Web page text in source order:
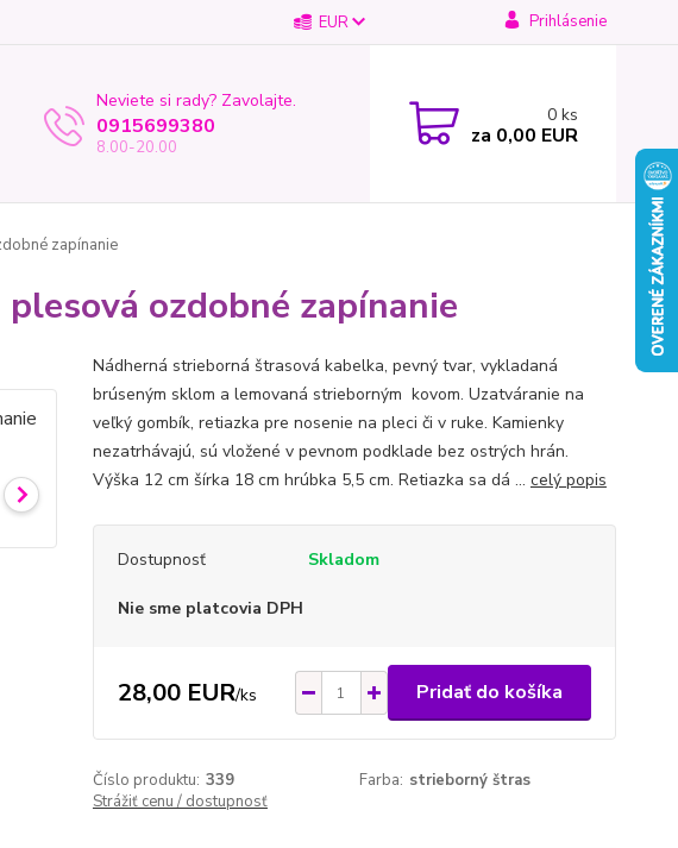
EUR Prihlásenie
Neviete si rady? Zavolajte.
0915699380
8.00-20.00
0 ks
za 0,00 EUR
zapínanie
ozdobné zapínanie
Nádherná strieborná štrasová kabelka, pevný tvar, vykladaná
brúseným sklom a lemovaná strieborným kovom. Uzatváranie na
veľký gombík, retiazka pre nosenie na pleci či v ruke. Kamienky
nezatrhávajú, sú vložené v pevnom podklade bez ostrých hrán.
Výška 12 cm šírka 18 cm hrúbka 5,5 cm. Retiazka sa dá ... celý popis
Dostupnosť Skladom
Nie sme platcovia DPH
28,00 EUR/ks Pridať do košíka
Číslo produktu: 339 Farba: strieborný štras
Strážiť cenu / dostupnosť